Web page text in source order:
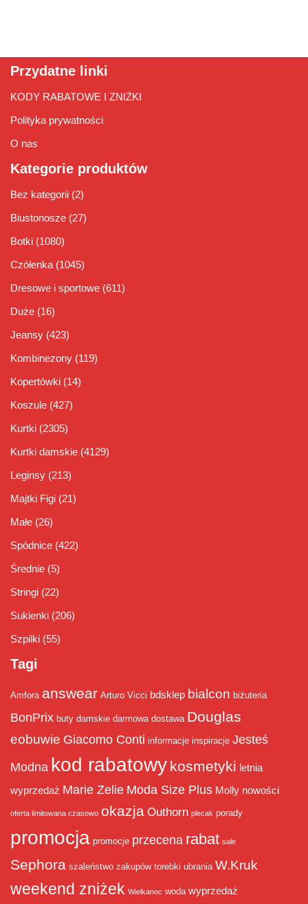
Przydatne linki
KODY RABATOWE I ZNIŻKI
Polityka prywatności
O nas
Kategorie produktów
Bez kategorii (2)
Biustonosze (27)
Botki (1080)
Czółenka (1045)
Dresowe i sportowe (611)
Duże (16)
Jeansy (423)
Kombinezony (119)
Kopertówki (14)
Koszule (427)
Kurtki (2305)
Kurtki damskie (4129)
Leginsy (213)
Majtki Figi (21)
Małe (26)
Spódnice (422)
Średnie (5)
Stringi (22)
Sukienki (206)
Szpilki (55)
Tagi
Amfora answear Arturo Vicci bdsklep bialcon biżuteria
BonPrix buty damskie darmowa dostawa Douglas
eobuwie Giacomo Conti informacje inspiracje Jesteś
Modna kod rabatowy kosmetyki letnia
wyprzedaż Marie Zelie Moda Size Plus Molly nowości
oferta limitowana czasowo okazja Outhorn plecak porady
promocja promocje przecena rabat sale
Sephora szaleństwo zakupów torebki ubrania W.Kruk
weekend zniżek Wielkanoc woda wyprzedaż